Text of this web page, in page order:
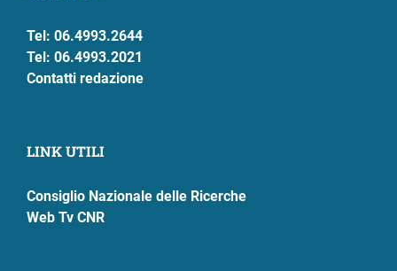
Tel: 06.4993.2644
Tel: 06.4993.2021
Contatti redazione
LINK UTILI
Consiglio Nazionale delle Ricerche
Web Tv CNR